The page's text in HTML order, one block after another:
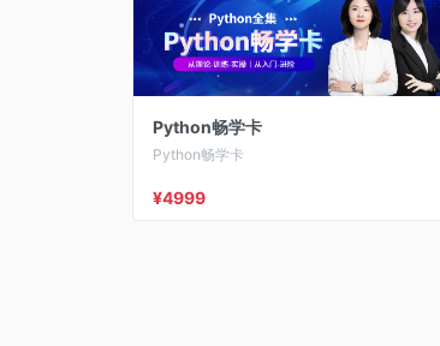
Python畅学卡
Python畅学卡
¥4999